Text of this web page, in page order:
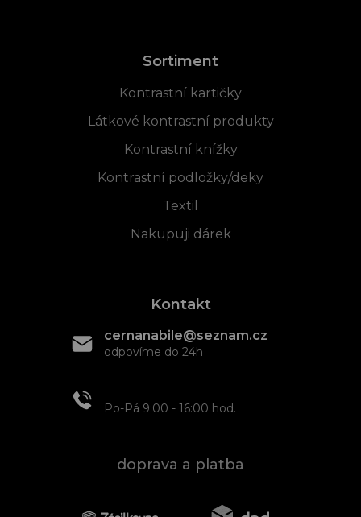
Sortiment
Kontrastní kartičky
Látkové kontrastní produkty
Kontrastní knížky
Kontrastní podložky/deky
Textil
Nakupuji dárek
Kontakt
cernanabile@seznam.cz
odpovíme do 24h
Po-Pá 9:00 - 16:00 hod.
doprava a platba